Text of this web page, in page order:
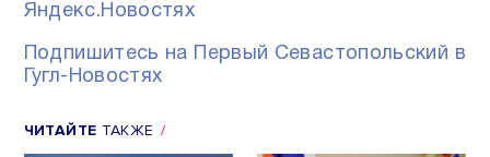
Яндекс.Новостях
Подпишитесь на Первый Севастопольский в
Гугл-Новостях
ЧИТАЙТЕ ТАКЖЕ